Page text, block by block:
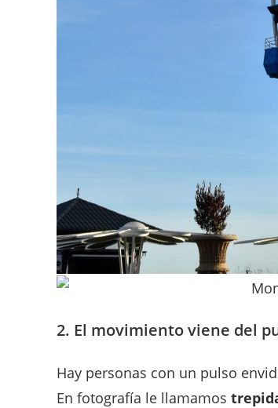
2. El movimiento viene del
Hay personas con un pulso
En fotografía le llamamos